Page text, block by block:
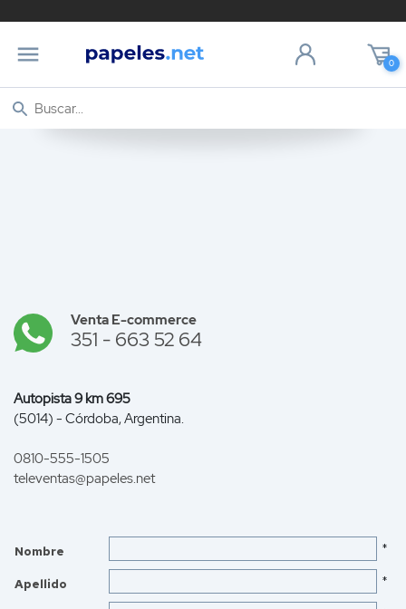
0
Venta E-commerce
351 - 663 52 64
Autopista 9 km 695
(5014) - Córdoba, Argentina.
0810-555-1505
televentas@papeles.net